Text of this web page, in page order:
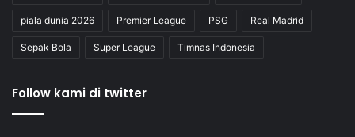
piala dunia 2026 Premier League PSG Real Madrid
Sepak Bola Super League Timnas Indonesia
Follow kami di twitter